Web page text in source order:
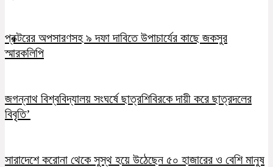
প্রক্টরের অপসারণসহ ৯ দফা দাবিতে উপাচার্যের কাছে জকসুর
স্মারকলিপি
জগন্নাথ বিশ্ববিদ্যালয় সংঘর্ষে ছাত্রশিবিরকে দায়ী করে ছাত্রদলের
বিবৃতি’
সারাদেশে করোনা থেকে সুস্থ হয়ে উঠেছেন ৫০ হাজারের ও বেশি মানুষ